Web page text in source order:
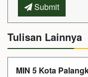
Submit
Tulisan Lainnya
MIN 5 Kota